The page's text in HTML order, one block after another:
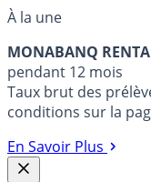
À la une
MONABANQ
pendant 12 mois
Taux brut des
conditions sur la
En Savoir Plus